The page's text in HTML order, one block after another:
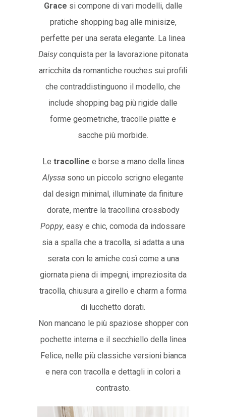
Grace si compone di vari modelli, dalle
pratiche shopping bag alle minisize,
perfette per una serata elegante. La linea
Daisyconquista per la lavorazione pitonata
arricchita da romantiche rouches sui profili
che contraddistinguono il modello, che
include shopping bag più rigide dalle
forme geometriche, tracolle piatte e
sacche più morbide.
Le tracolline e borse a mano della linea
Alyssa sono un piccolo scrigno elegante
dal design minimal, illuminate da finiture
dorate, mentre la tracollina crossbody
Poppy, easy e chic, comoda da indossare
sia a spalla che a tracolla, si adatta a una
serata con le amiche così come a una
giornata piena di impegni, impreziosita da
tracolla, chiusura a girello e charm a forma
di lucchetto dorati.
Non mancano le più spaziose shopper con
pochette interna e il secchiello della linea
Felice, nelle più classiche versioni bianca
e nera con tracolla e dettagli in colori a
contrasto.